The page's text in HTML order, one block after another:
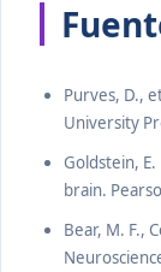
Purves, D.,
University
Goldstein,
brain.
Bear, M. F.,